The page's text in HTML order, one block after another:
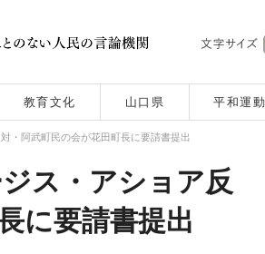
教育文化 山口県 平和運動
・阿武町民の会が花田町長に要請書提出
ス・アショア反
に要請書提出